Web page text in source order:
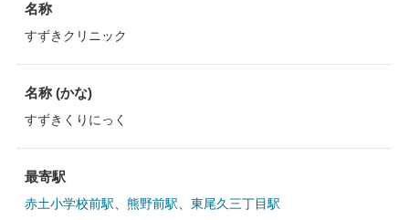
名称
すずきクリニック
名称 (かな)
すずきくりにっく
最寄駅
赤土小学校前駅 熊野前駅 東尾久三丁目駅